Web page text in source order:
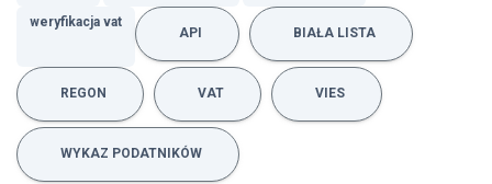
weryfikacja vat
API BIAŁA LISTA
REGON VAT VIES
WYKAZ PODATNIKÓW